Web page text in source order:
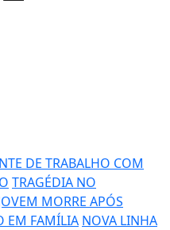
DE TRABALHO COM
TRAGÉDIA NO
MORRE APÓS
EM FAMÍLIA NOVA LINHA